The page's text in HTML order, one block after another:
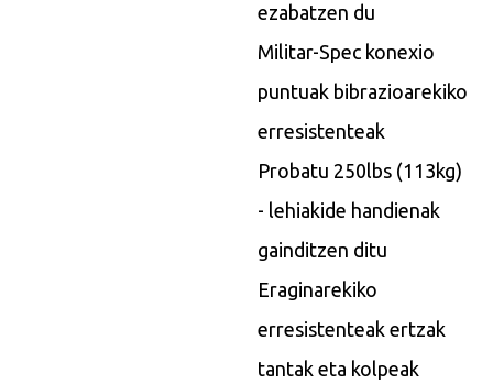
ezabatzen du
Militar-Spec konexio
puntuak bibrazioarekiko
erresistenteak
Probatu 250lbs (113kg)
- lehiakide handienak
gainditzen ditu
Eraginarekiko
erresistenteak ertzak
tantak eta kolpeak